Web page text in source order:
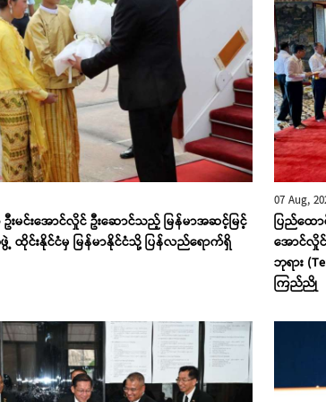
းမင်းအောင်လှိုင် ဦးဆောင်သည့် မြန်မာအဆင့်မြင့်
င်းနိုင်ငံမှ မြန်မာနိုင်ငံသို့ ပြန်လည်ရောက်ရှိ
07 Aug,
ပြည်ထော
အောင်လှို
ဘုရား
ကြည်ညို